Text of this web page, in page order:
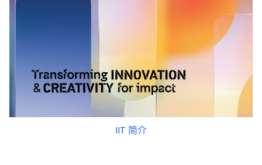
IIT 简介